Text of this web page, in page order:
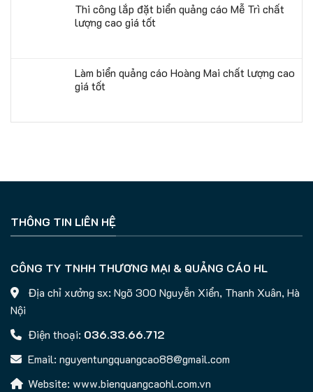
Thi công lắp đặt biển quảng cáo Mễ Trì chất
lượng cao giá tốt
Làm biển quảng cáo Hoàng Mai chất lượng cao
giá tốt
THÔNG TIN LIÊN HỆ
CÔNG TY TNHH THƯƠNG MẠI & QUẢNG CÁO HL
Địa chỉ xưởng sx: Ngõ 300 Nguyễn Xiển, Thanh Xuân, Hà
Nội
Điện thoại: 036.33.66.712
Email: nguyentungquangcao88@gmail.com
Website: www.bienquangcaohl.com.vn